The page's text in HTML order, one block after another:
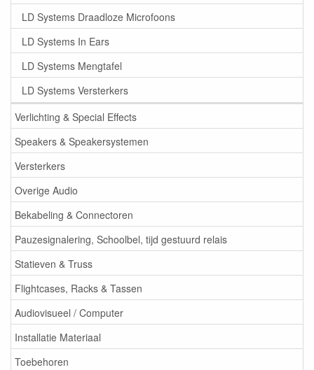
LD Systems Draadloze Microfoons
LD Systems In Ears
LD Systems Mengtafel
LD Systems Versterkers
Verlichting & Special Effects
Speakers & Speakersystemen
Versterkers
Overige Audio
Bekabeling & Connectoren
Pauzesignalering, Schoolbel, tijd gestuurd relais
Statieven & Truss
Flightcases, Racks & Tassen
Audiovisueel / Computer
Installatie Materiaal
Toebehoren